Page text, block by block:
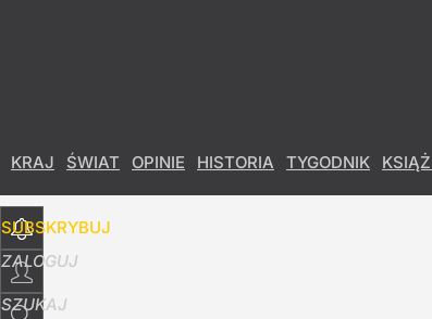
KRAJ ŚWIAT OPINIE HISTORIA TYGODNIK
SUBSKRYBUJ
ZALOGUJ
SZUKAJ